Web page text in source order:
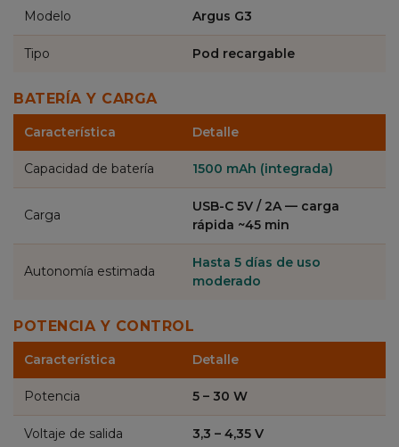
Modelo Argus G3
Tipo Pod recargable
BATERÍA Y CARGA
Característica Detalle
Capacidad de batería 1500 mAh (integrada)
Carga
USB-C 5V / 2A — carga
rápida ~45 min
Autonomía estimada
Hasta 5 días de uso
moderado
POTENCIA Y CONTROL
Característica Detalle
Potencia 5 – 30 W
Voltaje de salida 3,3 – 4,35 V